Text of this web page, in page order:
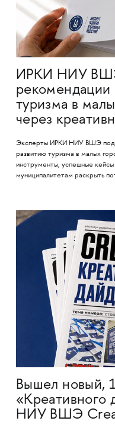
ИРКИ НИУ
рекомендации
туризма в
через
Эксперты ИРКИ НИУ ВШЭ
развитию туризма в малых
инструменты, успешные
муниципалитетам раскрыть
Вышел новый,
НИУ ВШЭ